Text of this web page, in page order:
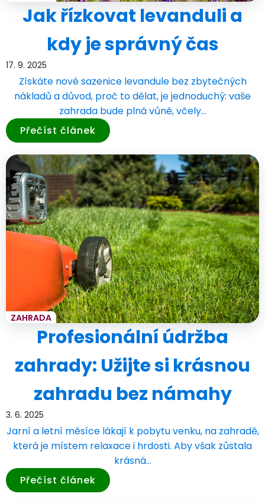
Jak řízkovat levanduli a
kdy je správný čas
17. 9. 2025
Získáte nové sazenice levandule bez zbytečných
nákladů a důvod, proč to dělat, je jednoduchý: vaše
zahrada bude plná vůně, včely…
Přečíst článek
ZAHRADA
Profesionální údržba
zahrady: Užijte si krásnou
zahradu bez námahy
3. 6. 2025
Jarní a letní měsíce lákají k pobytu venku, na zahradě,
která je místem relaxace i hrdosti. Aby však zůstala
krásná…
Přečíst článek